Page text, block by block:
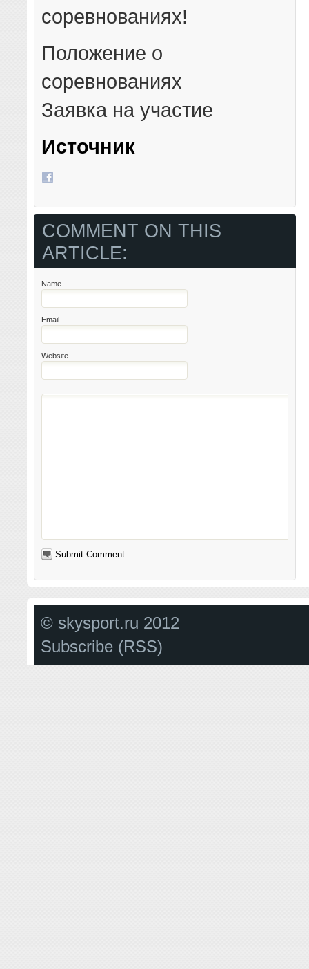
соревнованиях!
Положение о
соревнованиях
Заявка на участие
Источник
COMMENT ON THIS
ARTICLE:
Name
Email
Website
© skysport.ru 2012
Subscribe (RSS)